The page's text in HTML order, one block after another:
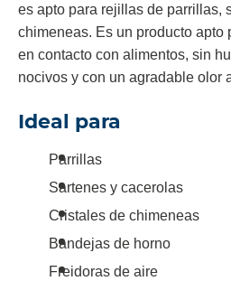
es apto para rejillas de parrillas,
chimeneas. Es un producto apto
en contacto con alimentos, sin
nocivos y con un agradable olor
Ideal para
Parrillas
Sartenes y cacerolas
Cristales de chimeneas
Bandejas de horno
Freidoras de aire